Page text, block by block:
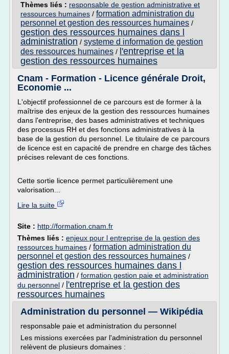
Thèmes liés : responsable de gestion administrative et
ressources humaines / formation administration du
personnel et gestion des ressources humaines /
gestion des ressources humaines dans l
administration / systeme d information de gestion
des ressources humaines / l'entreprise et la
gestion des ressources humaines
Cnam - Formation - Licence générale Droit,
Economie ...
L'objectif professionnel de ce parcours est de former à la
maîtrise des enjeux de la gestion des ressources humaines
dans l'entreprise, des bases administratives et techniques
des processus RH et des fonctions administratives à la
base de la gestion du personnel. Le titulaire de ce parcours
de licence est en capacité de prendre en charge des tâches
précises relevant de ces fonctions.
Cette sortie licence permet particulièrement une
valorisation...
Lire la suite
Site : http://formation.cnam.fr
Thèmes liés : enjeux pour l entreprise de la gestion des
ressources humaines / formation administration du
personnel et gestion des ressources humaines /
gestion des ressources humaines dans l
administration / formation gestion paie et administration
du personnel / l'entreprise et la gestion des
ressources humaines
Administration du personnel — Wikipédia
responsable paie et administration du personnel
Les missions exercées par l'administration du personnel
relèvent de plusieurs domaines :